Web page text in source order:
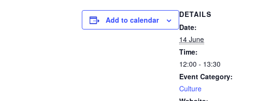
Add to calendar
DETAILS
Date:
14 June
Time:
12:00 - 13:30
Event Category:
Culture